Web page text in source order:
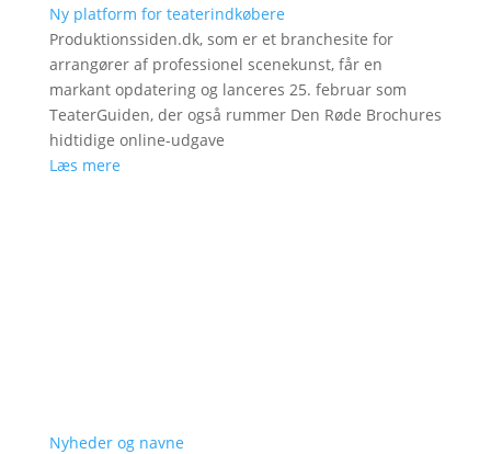
Ny platform for teaterindkøbere
Produktionssiden.dk, som er et branchesite for
arrangører af professionel scenekunst, får en
markant opdatering og lanceres 25. februar som
TeaterGuiden, der også rummer Den Røde Brochures
hidtidige online-udgave
Læs mere
Nyheder og navne